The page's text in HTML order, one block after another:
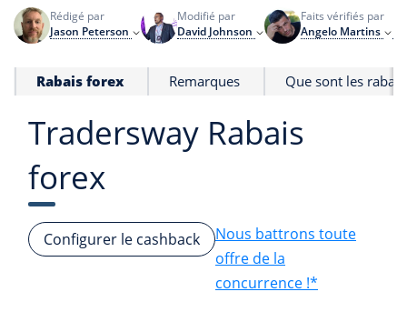
Rédigé par
Jason Peterson
Modifié par
David Johnson
Faits vérifiés par
Angelo Martins
Rabais forex Remarques Que sont les rabais
Tradersway Rabais
forex
Configurer le cashback
Nous battrons toute
offre de la
concurrence !*